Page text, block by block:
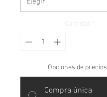
Opciones de precios
Compra única